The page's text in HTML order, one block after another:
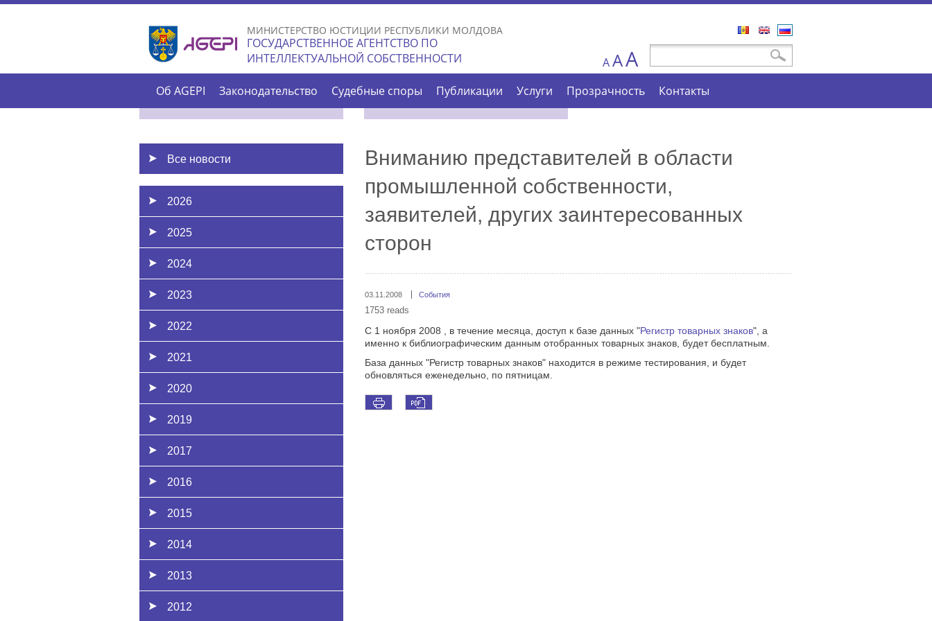
Skip to
main
content
МИНИСТЕРСТВО ЮСТИЦИИ РЕСПУБЛИКИ МОЛДОВА
ГОСУДАРСТВЕННОЕ АГЕНТСТВО ПО
ИНТЕЛЛЕКТУАЛЬНОЙ СОБСТВЕННОСТИ
Поиск
A AA
Об AGEPI Законодательство Судебные споры Публикации Услуги Прозрачность Контакты
Все новости
2026
2025
2024
2023
2022
2021
2020
2019
2017
2016
2015
2014
2013
2012
Вниманию представителей в области
промышленной собственности,
заявителей, других заинтересованных
сторон
03.11.2008 События
С 1 ноября 2008 , в течение месяца, доступ к базе данных "Регистр товарных знаков", а
именно к библиографическим данным отобранных товарных знаков, будет бесплатным.
База данных "Регистр товарных знаков" находится в режиме тестирования, и будет
обновляться еженедельно, по пятницам.
1753 reads